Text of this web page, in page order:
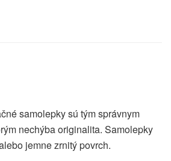
samolepky sú tým správnym
nechýba originalita. Samolepky
jemne zrnitý povrch.